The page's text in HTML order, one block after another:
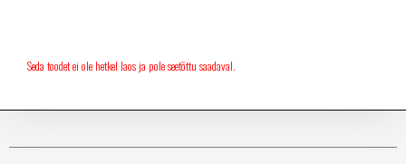
Seda toodet ei ole hetkel laos ja pole seetõttu saadaval.